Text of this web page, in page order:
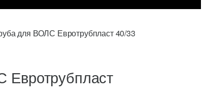
для ВОЛС Евротрубпласт 40/33